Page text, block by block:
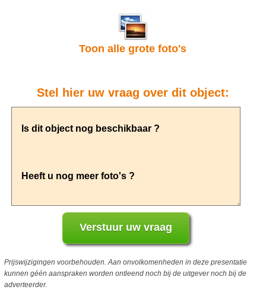
Toon alle grote foto's
Stel hier uw vraag over dit object:
Prijswijzigingen voorbehouden. Aan onvolkomenheden in deze presentatie
kunnen géén aanspraken worden ontleend noch bij de uitgever noch bij de
adverteerder.